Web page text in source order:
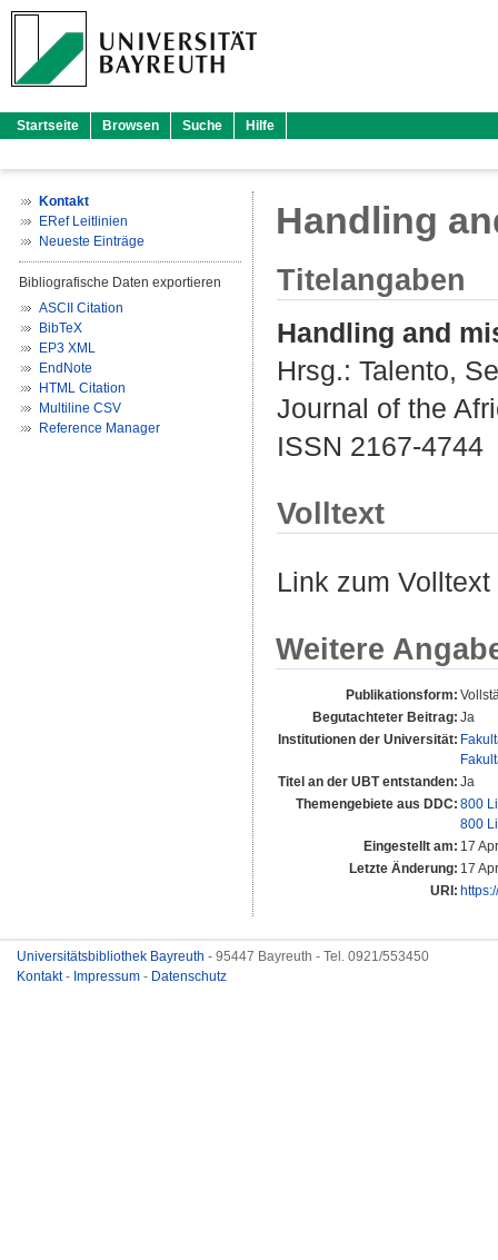
Startseite Browsen Suche Hilfe
Kontakt
ERef Leitlinien
Neueste Einträge
Bibliografische Daten exportieren
ASCII Citation
BibTeX
EP3 XML
EndNote
HTML Citation
Multiline CSV
Reference Manager
Handling
Titelangaben
Handling and
Hrsg.: Talento,
Journal of the
ISSN 2167-4744
Volltext
Link zum
Weitere
Publikationsform:
Begutachteter Beitrag: Ja
Institutionen der Universität:
Titel an der UBT entstanden: Ja
Themengebiete aus DDC: 800
800
Eingestellt am: 17
Letzte Änderung: 17
URI:
Universitätsbibliothek Bayreuth - 95447 Bayreuth - Tel. 0921/553450
Kontakt- Impressum - Datenschutz